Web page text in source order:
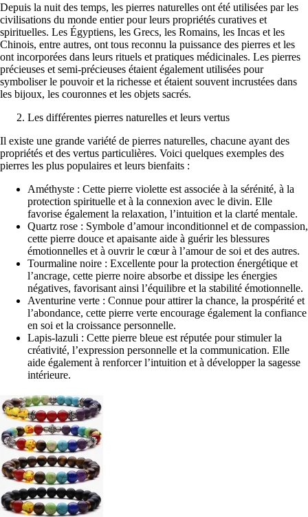
Depuis la nuit des temps, les pierres naturelles ont été utilisées par les
civilisations du monde entier pour leurs propriétés curatives et
spirituelles. Les Égyptiens, les Grecs, les Romains, les Incas et les
Chinois, entre autres, ont tous reconnu la puissance des pierres et les
ont incorporées dans leurs rituels et pratiques médicinales. Les pierres
précieuses et semi-précieuses étaient également utilisées pour
symboliser le pouvoir et la richesse et étaient souvent incrustées dans
les bijoux, les couronnes et les objets sacrés.
Les différentes pierres naturelles et leurs vertus
Il existe une grande variété de pierres naturelles, chacune ayant des
propriétés et des vertus particulières. Voici quelques exemples des
pierres les plus populaires et leurs bienfaits :
Améthyste : Cette pierre violette est associée à la sérénité, à la
protection spirituelle et à la connexion avec le divin. Elle
favorise également la relaxation, l’intuition et la clarté mentale.
Quartz rose : Symbole d’amour inconditionnel et de compassion,
cette pierre douce et apaisante aide à guérir les blessures
émotionnelles et à ouvrir le cœur à l’amour de soi et des autres.
Tourmaline noire : Excellente pour la protection énergétique et
l’ancrage, cette pierre noire absorbe et dissipe les énergies
négatives, favorisant ainsi l’équilibre et la stabilité émotionnelle.
Aventurine verte : Connue pour attirer la chance, la prospérité et
l’abondance, cette pierre verte encourage également la confiance
en soi et la croissance personnelle.
Lapis-lazuli : Cette pierre bleue est réputée pour stimuler la
créativité, l’expression personnelle et la communication. Elle
aide également à renforcer l’intuition et à développer la sagesse
intérieure.